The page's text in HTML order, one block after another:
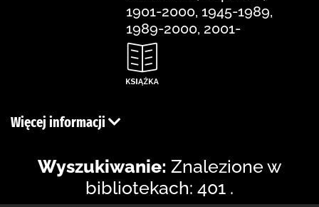
1901-2000, 1945-1989,
1989-2000, 2001-
Więcej informacji
Wyszukiwanie: Znalezione w
bibliotekach: 401 .